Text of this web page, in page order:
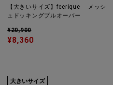
【大きいサイズ】feerique メッシ
ュドッキングプルオーバー
¥20,900
¥8,360
大きいサイズ